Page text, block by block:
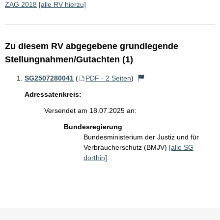
ZAG 2018 [alle RV hierzu]
Zu diesem RV abgegebene grundlegende
Stellungnahmen/Gutachten (1)
SG2507280041 ( PDF - 2 Seiten)
Adressatenkreis:
Versendet am 18.07.2025 an:
Bundesregierung
Bundesministerium der Justiz und für
Verbraucherschutz (BMJV) [alle SG
dorthin]